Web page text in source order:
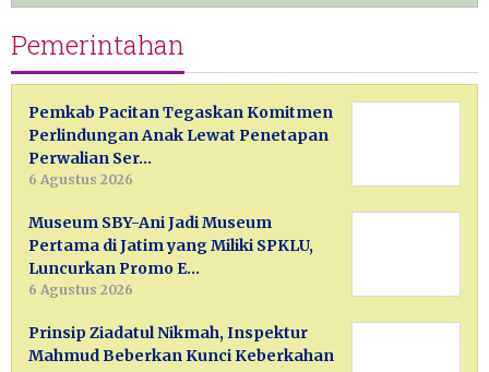
Pemerintahan
Pemkab Pacitan Tegaskan Komitmen
Perlindungan Anak Lewat Penetapan
Perwalian Ser…
6 Agustus 2026
Museum SBY-Ani Jadi Museum
Pertama di Jatim yang Miliki SPKLU,
Luncurkan Promo E…
6 Agustus 2026
Prinsip Ziadatul Nikmah, Inspektur
Mahmud Beberkan Kunci Keberkahan